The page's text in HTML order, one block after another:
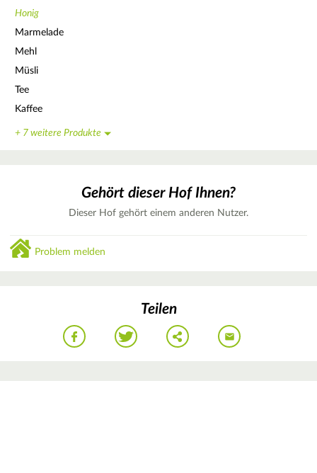
Honig
Marmelade
Mehl
Müsli
Tee
Kaffee
+ 7 weitere Produkte
Gehört dieser Hof Ihnen?
Dieser Hof gehört einem anderen Nutzer.
Problem melden
Teilen